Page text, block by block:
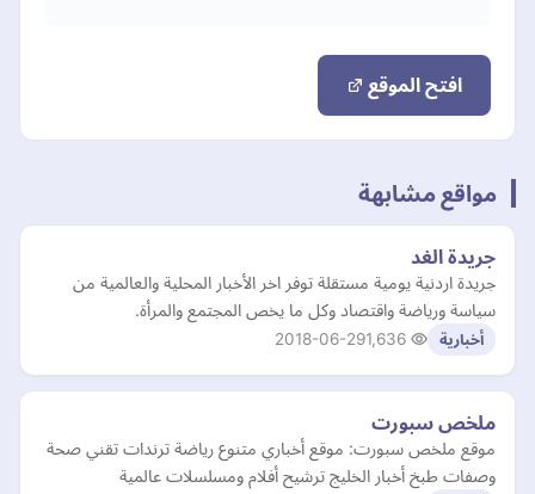
افتح الموقع
مواقع مشابهة
جريدة الغد
جريدة اردنية يومية مستقلة توفر اخر الأخبار المحلية والعالمية من
سياسة ورياضة واقتصاد وكل ما يخص المجتمع والمرأة.
أخبارية 2018-06-29
ملخص سبورت
موقع ملخص سبورت: موقع أخباري متنوع رياضة ترندات تقني صحة
وصفات طبخ أخبار الخليج ترشيح أفلام ومسلسلات عالمية